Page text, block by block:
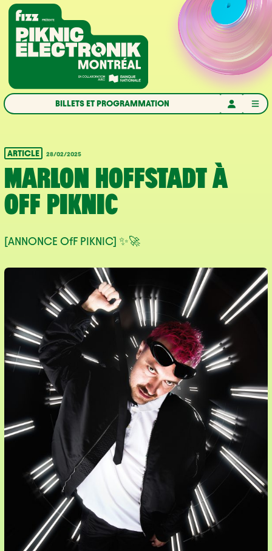
Aller à la navigation
Aller au contenu
Accueil
BILLETS ET PROGRAMMATION
ARTICLE 28/02/2025
MARLON HOFFSTADT À
OFF PIKNIC
[ANNONCE OfF PIKNIC] ✨🚀